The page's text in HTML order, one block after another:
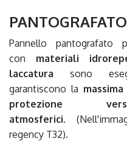
Pannello pantografato
con materiali
laccatura sono
garantiscono la
protezione
atmosferici.
regency T32).